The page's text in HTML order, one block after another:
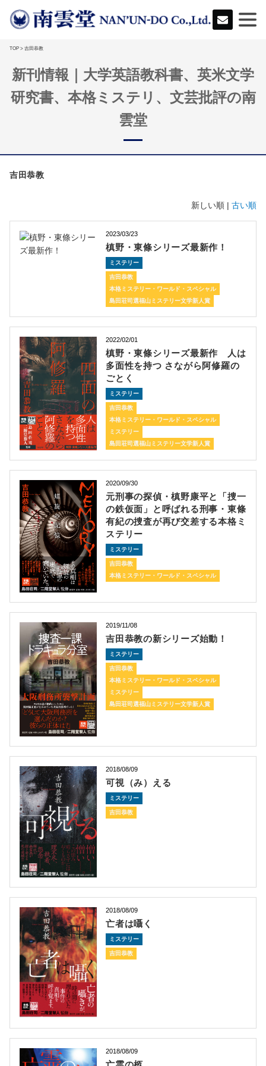
TOP > 吉田恭教
新刊情報｜大学英語教科書、英米文学
研究書、本格ミステリ、文芸批評の南
雲堂
吉田恭教
新しい順 | 古い順
2023/03/23
槙野・東條シリーズ最新作！
ミステリー
吉田恭教
本格ミステリー・ワールド・スペシャル
島田荘司選福山ミステリー文学新人賞
2022/02/01
槙野・東條シリーズ最新作 人は
多面性を持つ さながら阿修羅の
ごとく
ミステリー
吉田恭教
本格ミステリー・ワールド・スペシャル
ミステリー
島田荘司選福山ミステリー文学新人賞
2020/09/30
元刑事の探偵・槙野康平と「捜一
の鉄仮面」と呼ばれる刑事・東條
有紀の捜査が再び交差する本格ミ
ステリー
ミステリー
吉田恭教
本格ミステリー・ワールド・スペシャル
2019/11/08
吉田恭教の新シリーズ始動！
ミステリー
吉田恭教
本格ミステリー・ワールド・スペシャル
ミステリー
島田荘司選福山ミステリー文学新人賞
2018/08/09
可視（み）える
ミステリー
吉田恭教
2018/08/09
亡者は囁く
ミステリー
吉田恭教
2018/08/09